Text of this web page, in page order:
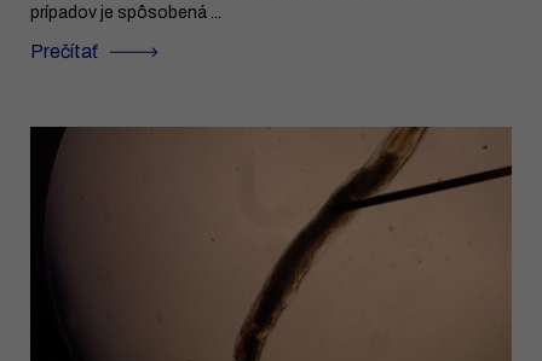
prípadov je spôsobená ...
Prečítať